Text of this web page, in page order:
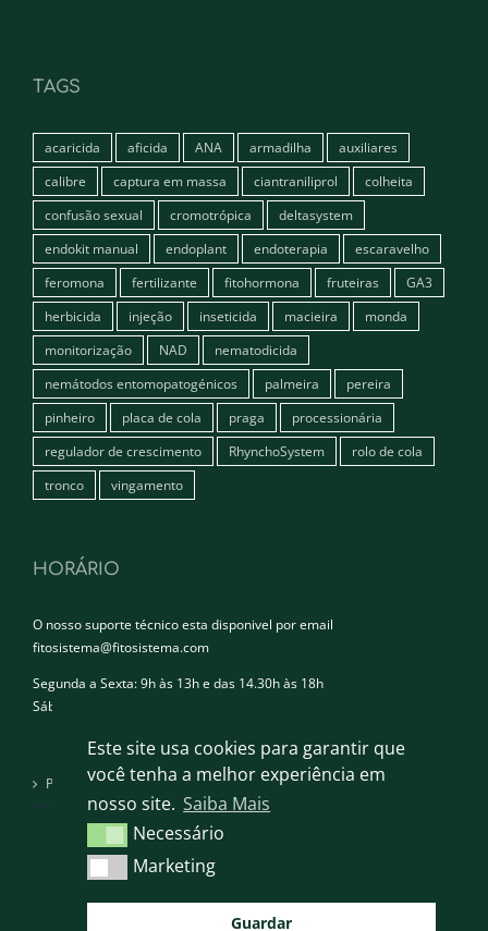
Este site usa cookies para garantir que
você tenha a melhor experiência em
nosso site. Saiba Mais
Necessário
Necessário
MarketingMarketing
Guardar
TAGS
acaricida aficida ANA armadilha
auxiliares
calibre
captura em massa ciantraniliprol
colheita
confusão sexual
cromotrópica
deltasystem
endokit manual
endoplant endoterapia
escaravelho
feromona
fertilizante fitohormona fruteiras
GA3
herbicida
injeção inseticida macieira
monda
monitorização
NAD
nematodicida
nemátodos entomopatogénicos
palmeira
pereira
pinheiro
placa de cola praga
processionária
regulador de crescimento
RhynchoSystem
rolo de cola
tronco
vingamento
HORÁRIO
O nosso suporte técnico esta disponivel por email
fitosistema@fitosistema.com
Segunda a Sexta: 9h às 13h e das 14.30h às 18h
Sábado e Domingo: Encerrado
Política de privacidade